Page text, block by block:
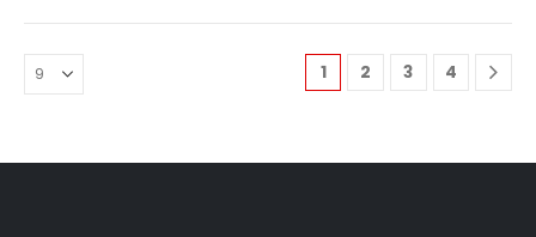
1 2 3 4